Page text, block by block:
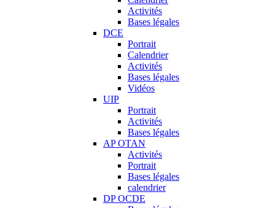
Activités
Bases légales
DCE
Portrait
Calendrier
Activités
Bases légales
Vidéos
UIP
Portrait
Activités
Bases légales
AP OTAN
Activités
Portrait
Bases légales
calendrier
DP OCDE